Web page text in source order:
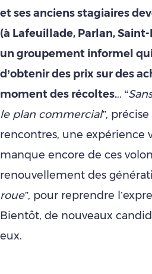
et ses anciens stagiaires
(à Lafeuillade, Parlan,
un groupement informel
d’obtenir des prix sur des
moment des récoltes... “
le plan commercial”,
rencontres, une expérience
manque encore de ces
renouvellement des
roue”, pour reprendre
Bientôt, de nouveaux
eux.